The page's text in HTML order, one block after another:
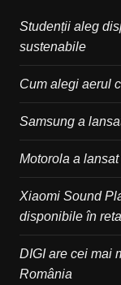
Studenții aleg
sustenabile
Cum alegi aerul
Samsung a
Motorola a
Xiaomi Sound
disponibile în
DIGI are cei mai
România